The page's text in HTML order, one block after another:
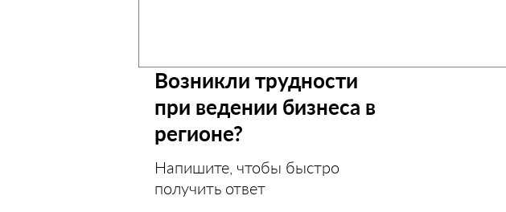
Возникли трудности
при ведении бизнеса в
регионе?
Напишите, чтобы быстро
получить ответ